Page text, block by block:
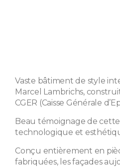
Vaste bâtiment de style
Marcel Lambrichs,
CGER (Caisse Générale
Beau témoignage de
technologique et
Conçu entièrement en
fabriquées, les façades